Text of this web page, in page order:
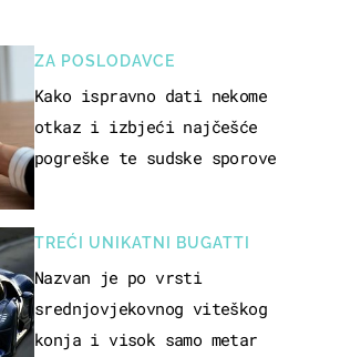
ZA POSLODAVCE
Kako ispravno dati nekome
otkaz i izbjeći najčešće
pogreške te sudske sporove
TREĆI UNIKATNI BUGATTI
Nazvan je po vrsti
srednjovjekovnog viteškog
konja i visok samo metar